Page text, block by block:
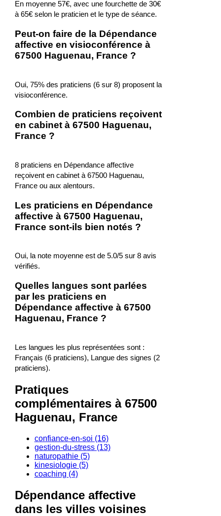
En moyenne 57€, avec une fourchette de 30€
à 65€ selon le praticien et le type de séance.
Peut-on faire de la Dépendance
affective en visioconférence à
67500 Haguenau, France ?
Oui, 75% des praticiens (6 sur 8) proposent la
visioconférence.
Combien de praticiens reçoivent
en cabinet à 67500 Haguenau,
France ?
8 praticiens en Dépendance affective
reçoivent en cabinet à 67500 Haguenau,
France ou aux alentours.
Les praticiens en Dépendance
affective à 67500 Haguenau,
France sont-ils bien notés ?
Oui, la note moyenne est de 5.0/5 sur 8 avis
vérifiés.
Quelles langues sont parlées
par les praticiens en
Dépendance affective à 67500
Haguenau, France ?
Les langues les plus représentées sont :
Français (6 praticiens), Langue des signes (2
praticiens).
Pratiques
complémentaires à 67500
Haguenau, France
confiance-en-soi (16)
gestion-du-stress (13)
naturopathie (5)
kinesiologie (5)
coaching (4)
Dépendance affective
dans les villes voisines